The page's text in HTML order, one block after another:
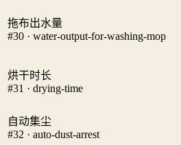
拖布出水量
#30 · water-output-for-washing-mop
烘干时长
#31 · drying-time
自动集尘
#32 · auto-dust-arrest